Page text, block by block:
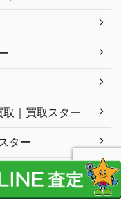
｜買取スター
ター
美容機器高価買